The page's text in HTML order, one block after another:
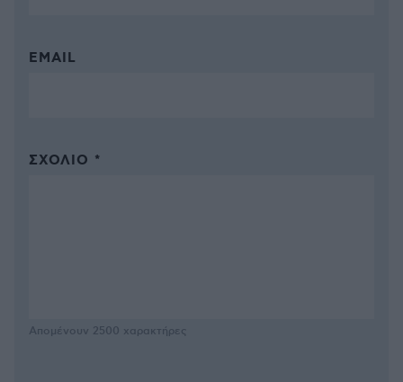
EMAIL
ΣΧΌΛΙΟ *
Απομένουν 2500 χαρακτήρες